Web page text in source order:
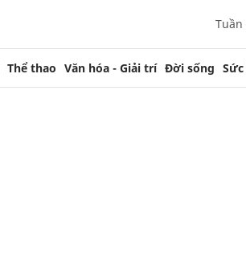
Tuần
Thể thao Văn hóa - Giải trí Đời sống